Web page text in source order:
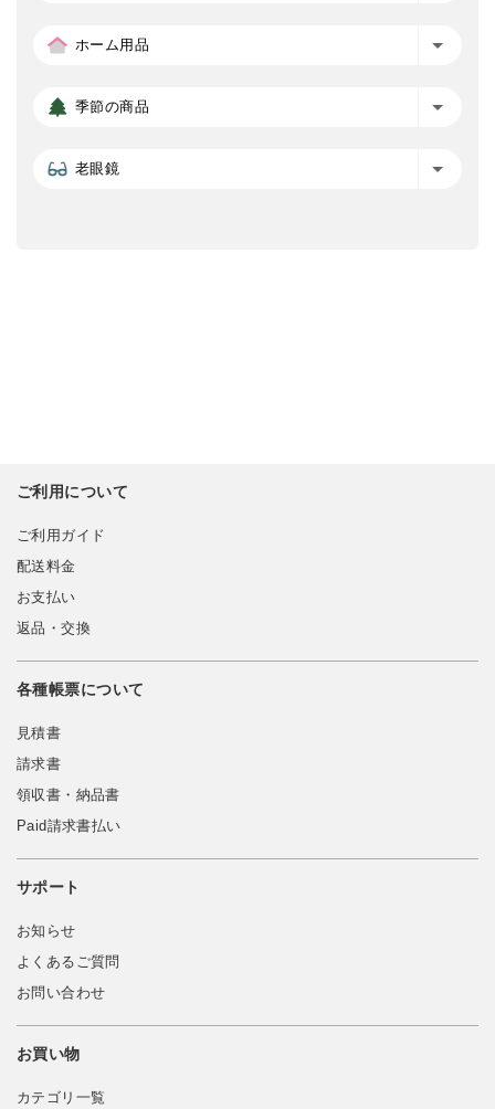
ホーム用品
季節の商品
老眼鏡
ご利用について
ご利用ガイド
配送料金
お支払い
返品・交換
各種帳票について
見積書
請求書
領収書・納品書
Paid請求書払い
サポート
お知らせ
よくあるご質問
お問い合わせ
お買い物
カテゴリ一覧